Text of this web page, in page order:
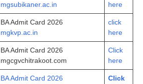
mgsubikaner.ac.in
here
BA Admit Card 2026
mgkvp.ac.in
click
here
BA Admit Card 2026
mgcgvchitrakoot.com
Click
here
BA Admit Card 2026
Click